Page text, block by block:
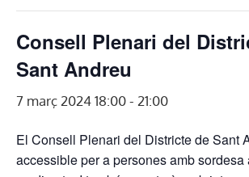
Consell Plenari del
Sant Andreu
7 març 2024 18:00- 21:00
El Consell Plenari del Districte de Sant
accessible per a persones amb